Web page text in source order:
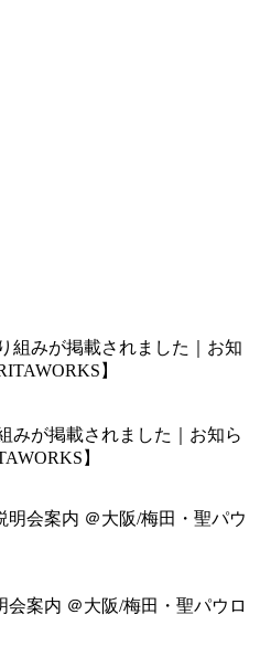
みが掲載されました｜お知ら
】
会案内 ＠大阪/梅田・聖パウロ